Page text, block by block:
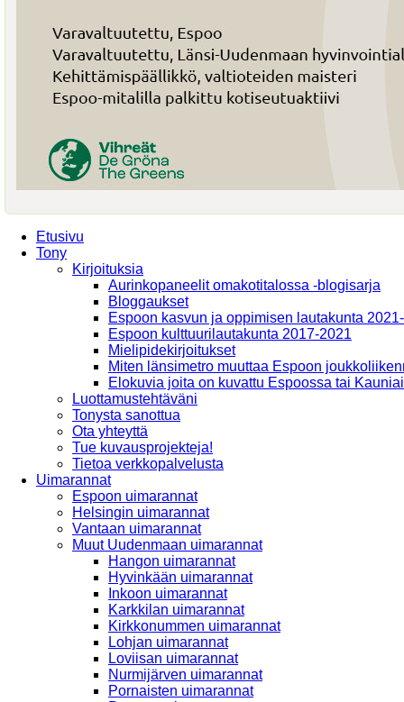
Etusivu
Tony
Kirjoituksia
Aurinkopaneelit omakotitalossa -blogisarja
Bloggaukset
Espoon kasvun ja oppimisen lautakunta
Espoon kulttuurilautakunta 2017-2021
Mielipidekirjoitukset
Miten länsimetro muuttaa Espoon
Elokuvia joita on kuvattu Espoossa tai
Luottamustehtäväni
Tonysta sanottua
Ota yhteyttä
Tue kuvausprojekteja!
Tietoa verkkopalvelusta
Uimarannat
Espoon uimarannat
Helsingin uimarannat
Vantaan uimarannat
Muut Uudenmaan uimarannat
Hangon uimarannat
Hyvinkään uimarannat
Inkoon uimarannat
Karkkilan uimarannat
Kirkkonummen uimarannat
Lohjan uimarannat
Loviisan uimarannat
Nurmijärven uimarannat
Pornaisten uimarannat